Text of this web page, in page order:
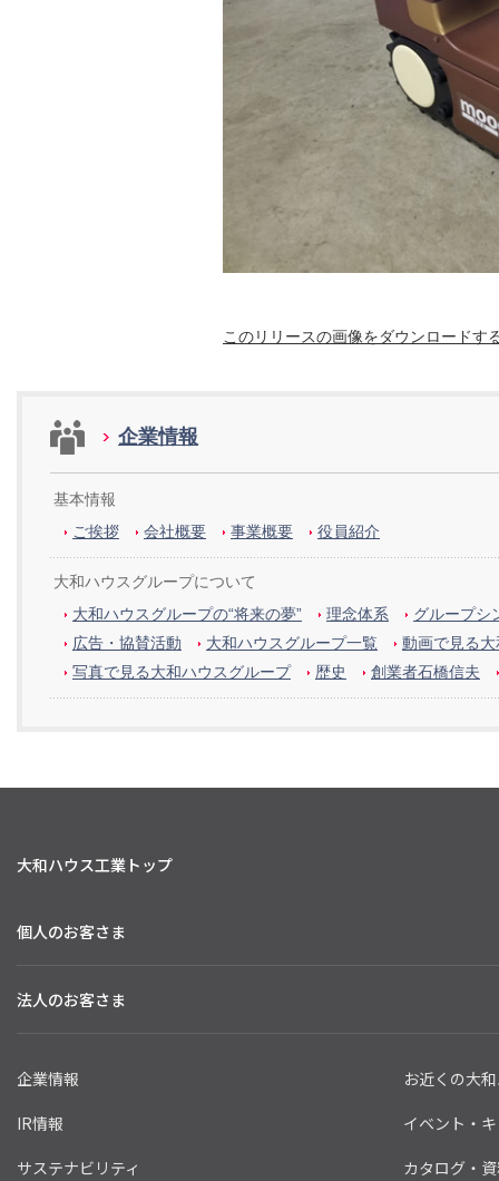
このリリースの画像をダウンロードす
企業情報
基本情報
ご挨拶
会社概要 事業概要 役員紹介
大和ハウスグループについて
大和ハウスグループの“将来の夢”
理念体系
グループシ
広告・協賛活動
大和ハウスグループ一覧
動画で見る
写真で見る大和ハウスグループ
歴史 創業者石橋信夫
大和ハウス工業トップ
個人のお客さま
法人のお客さま
企業情報
IR情報
サステナビリティ
お近くの大
イベント・
カタログ・